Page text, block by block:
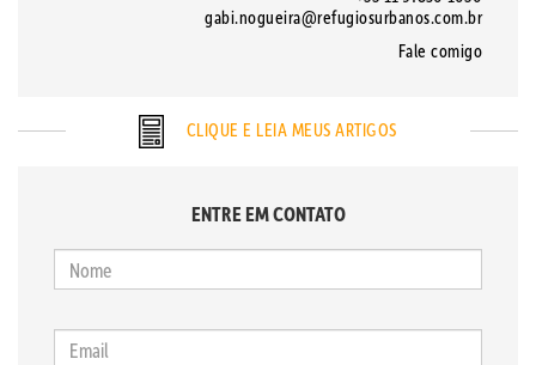
gabi.nogueira@refugiosurbanos.com.br
Fale comigo
CLIQUE E LEIA MEUS ARTIGOS
ENTRE EM CONTATO